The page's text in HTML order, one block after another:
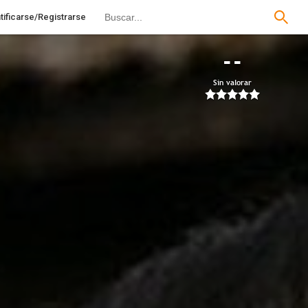
Registrarse
--
Sin valorar